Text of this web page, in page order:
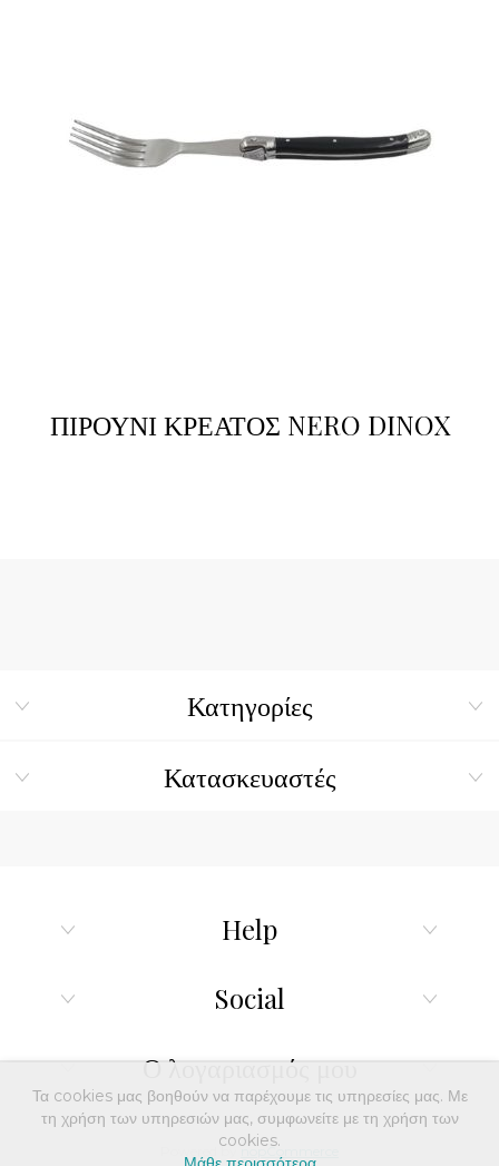
ΠΙΡΟΥΝΙ ΚΡΕΑΤΟΣ NERO DINOX
Κατηγορίες
Κατασκευαστές
Help
Social
Ο λογαριασμός μου
Powered by nopCommerce
Τα cookies μας βοηθούν να παρέχουμε τις υπηρεσίες μας. Με
τη χρήση των υπηρεσιών μας, συμφωνείτε με τη χρήση των
cookies.